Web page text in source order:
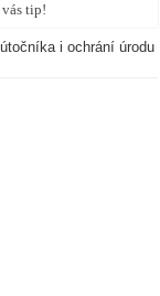
tip!
i ochrání úrodu